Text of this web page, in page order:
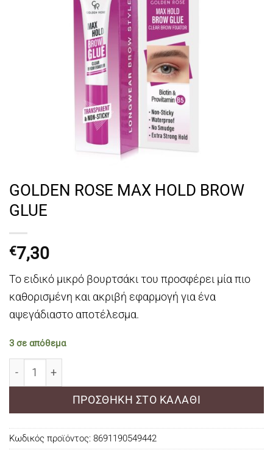
GOLDEN ROSE MAX HOLD BROW
GLUE
€7,30
Το ειδικό μικρό βουρτσάκι του προσφέρει μία πιο
καθορισμένη και ακριβή εφαρμογή για ένα
αψεγάδιαστο αποτέλεσμα.
3 σε απόθεμα
ΠΡΟΣΘΉΚΗ ΣΤΟ ΚΑΛΆΘΙ
Κωδικός προϊόντος: 8691190549442